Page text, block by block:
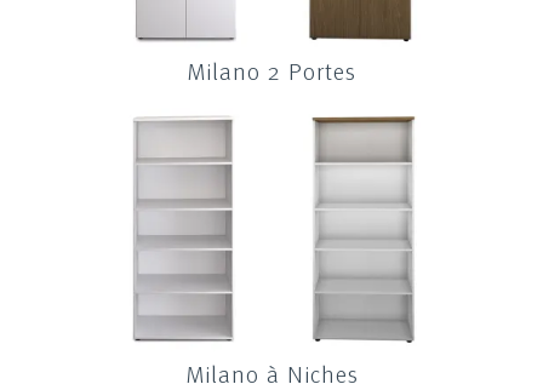
Milano 2 Portes
Milano à Niches